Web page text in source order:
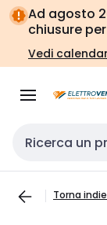
Vai alla
navigazione
Vai
alla
Ad agosto
chiusure
Vedi
Cerca input
Torna